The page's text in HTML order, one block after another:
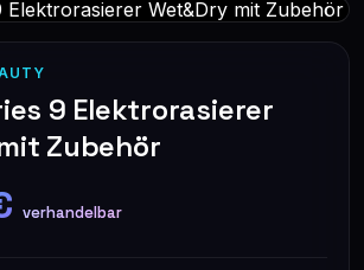
9 Elektrorasierer
Zubehör
verhandelbar